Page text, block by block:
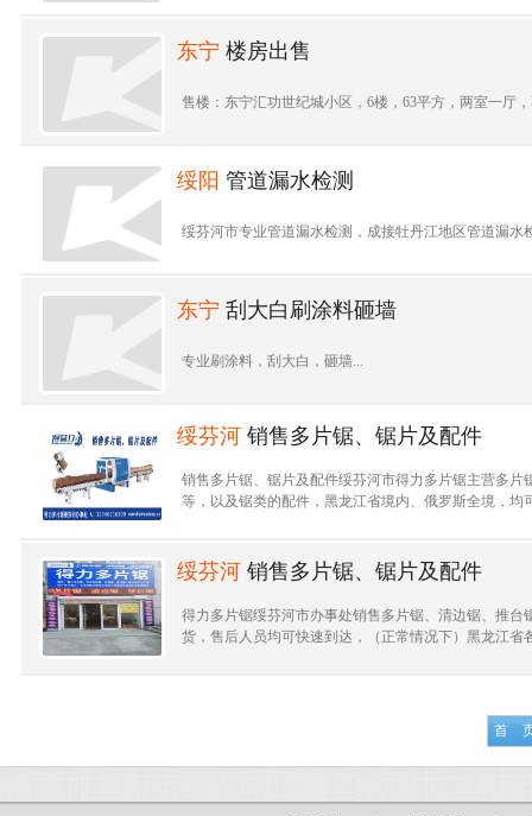
东宁 楼房出售
售楼：东宁汇功世纪城小区，6楼，63平方，两室一厅
绥阳 管道漏水检测
绥芬河市专业管道漏水检测，成接牡丹江地区管道漏
东宁 刮大白刷涂料砸墙
专业刷涂料，刮大白，砸墙...
绥芬河 销售多片锯、锯片及配件
销售多片锯、锯片及配件绥芬河市得力多片锯主营多
等，以及锯类的配件，黑龙江省境内、俄罗斯全境，均
绥芬河 销售多片锯、锯片及配件
得力多片锯绥芬河市办事处销售多片锯、清边锯、推
货，售后人员均可快速到达，（正常情况下）黑龙江省
首